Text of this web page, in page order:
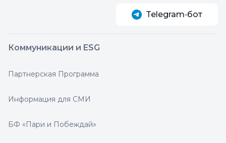
Telegram‑бот
Коммуникации и ESG
Партнерская Программа
Информация для СМИ
БФ «Пари и Побеждай»